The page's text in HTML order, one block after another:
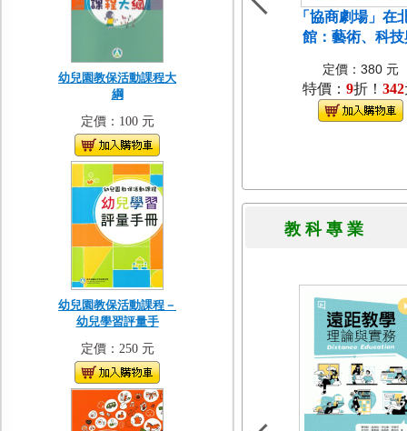
幼兒園教保活動課程大
綱
定價：100 元
幼兒園教保活動課程－
幼兒學習評量手
定價：250 元
「協商劇場」在
館：藝術、科技
定價：380 元
特價： 9折！ 342
教 科 專